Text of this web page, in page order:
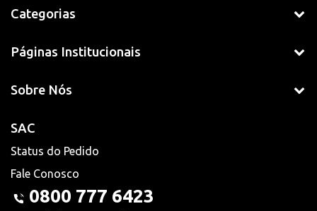
Categorias
Páginas Institucionais
Sobre Nós
SAC
Status do Pedido
Fale Conosco
0800 777 6423